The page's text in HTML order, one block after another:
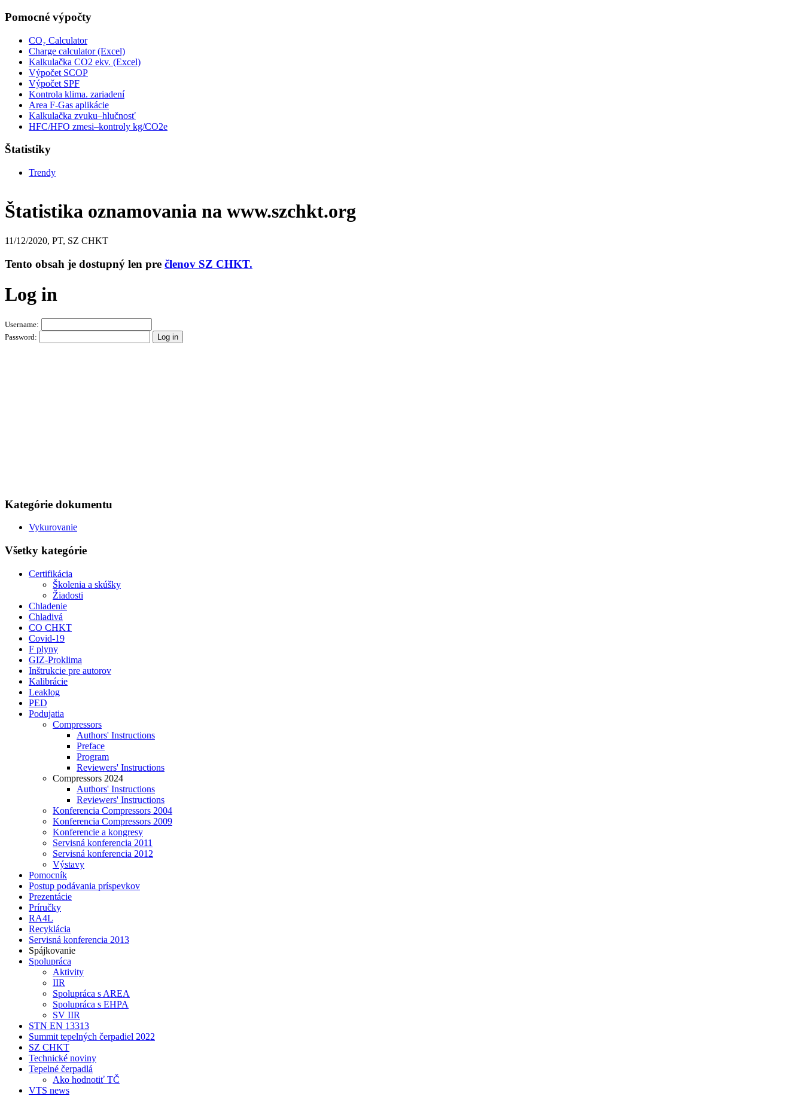
Pomocné výpočty
CO₂ Calculator
Charge calculator (Excel)
Kalkulačka CO2 ekv. (Excel)
Výpočet SCOP
Výpočet SPF
Kontrola klima. zariadení
Area F-Gas aplikácie
Kalkulačka zvuku–hlučnosť
HFC/HFO zmesi–kontroly kg/CO2e
Štatistiky
Trendy
Štatistika oznamovania na www.szchkt.org
11/12/2020, PT, SZ CHKT
Tento obsah je dostupný len pre členov SZ CHKT.
Log in
Username:
Password:
Kategórie dokumentu
Vykurovanie
Všetky kategórie
Certifikácia
Školenia a skúšky
Žiadosti
Chladenie
Chladivá
CO CHKT
Covid-19
F plyny
GIZ-Proklima
Inštrukcie pre autorov
Kalibrácie
Leaklog
PED
Podujatia
Compressors
Authors' Instructions
Preface
Program
Reviewers' Instructions
Compressors 2024
Authors' Instructions
Reviewers' Instructions
Konferencia Compressors 2004
Konferencia Compressors 2009
Konferencie a kongresy
Servisná konferencia 2011
Servisná konferencia 2012
Výstavy
Pomocník
Postup podávania príspevkov
Prezentácie
Príručky
RA4L
Recyklácia
Servisná konferencia 2013
Spájkovanie
Spolupráca
Aktivity
IIR
Spolupráca s AREA
Spolupráca s EHPA
SV IIR
STN EN 13313
Summit tepelných čerpadiel 2022
SZ CHKT
Technické noviny
Tepelné čerpadlá
Ako hodnotiť TČ
VTS news